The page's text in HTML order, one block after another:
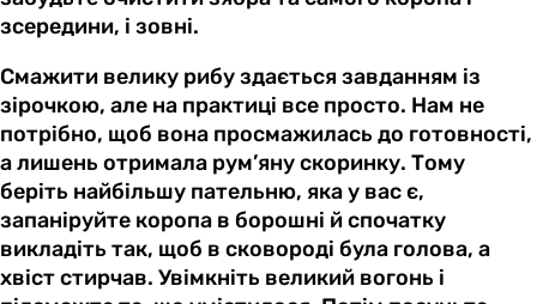
зсередини, і зовні.
Смажити велику рибу здається завданням із
зірочкою, але на практиці все просто. Нам не
потрібно, щоб вона просмажилась до готовності,
а лишень отримала рум’яну скоринку. Тому
беріть найбільшу пательню, яка у вас є,
запаніруйте коропа в борошні й спочатку
викладіть так, щоб в сковороді була голова, а
хвіст стирчав. Увімкніть великий вогонь і